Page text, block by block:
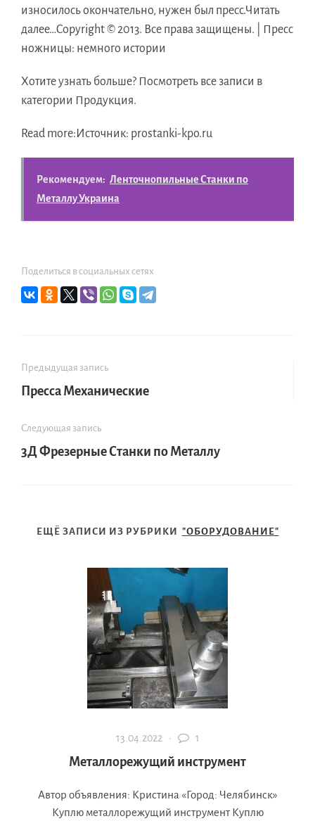
износилось окончательно, нужен был пресс.Читать
далее…Copyright © 2013. Все права защищены. | Пресс
ножницы: немного истории
Хотите узнать больше? Посмотреть все записи в
категории Продукция.
Read more:Источник: prostanki-kpo.ru
Рекомендуем: Ленточнопильные Станки по
Металлу Украина
Поделиться в социальных сетях
Предыдущая запись
Пресса Механические
Следующая запись
3Д Фрезерные Станки по Металлу
ЕЩЁ ЗАПИСИ ИЗ РУБРИКИ "ОБОРУДОВАНИЕ"
13.04.2022 · 1
Металлорежущий инструмент
Автор объявления: Кристина «Город: Челябинск»
Куплю металлорежущий инструмент Куплю